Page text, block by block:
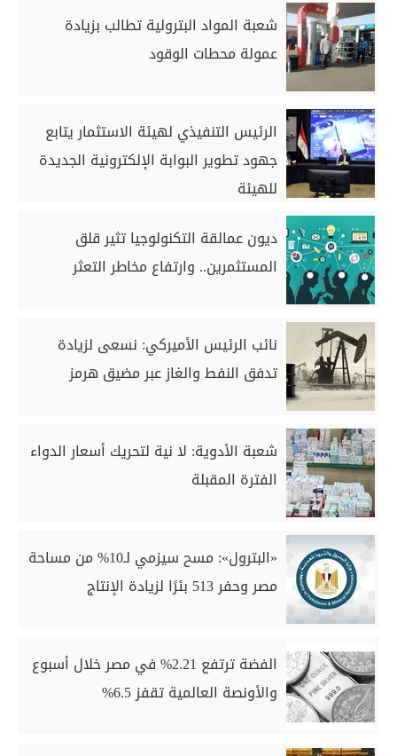
شعبة المواد البترولية تطالب بزيادة
عمولة محطات الوقود
الرئيس التنفيذي لهيئة الاستثمار يتابع
جهود تطوير البوابة الإلكترونية الجديدة
للهيئة
ديون عمالقة التكنولوجيا تثير قلق
المستثمرين.. وارتفاع مخاطر التعثر
نائب الرئيس الأميركي: نسعى لزيادة
تدفق النفط والغاز عبر مضيق هرمز
شعبة الأدوية: لا نية لتحريك أسعار الدواء
الفترة المقبلة
«البترول»: مسح سيزمي لـ10% من مساحة
مصر وحفر 513 بئرًا لزيادة الإنتاج
الفضة ترتفع 2.21% في مصر خلال أسبوع
والأونصة العالمية تقفز 6.5%